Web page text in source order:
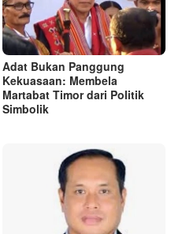
Adat Bukan Panggung
Kekuasaan: Membela
Martabat Timor dari Politik
Simbolik